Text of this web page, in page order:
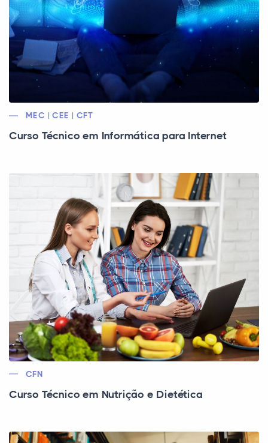
MEC | CEE | CFT
Curso Técnico em Informática para Internet
CFN
Curso Técnico em Nutrição e Dietética